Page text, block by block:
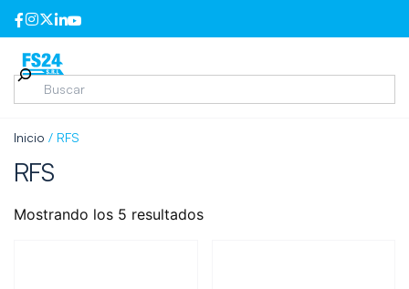
Inicio / RFS
RFS
Mostrando los 5 resultados